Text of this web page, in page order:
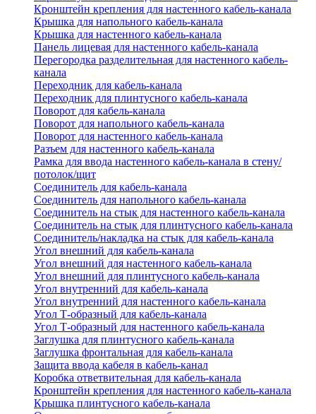
Кронштейн крепления для настенного кабель-канала
Крышка для напольного кабель-канала
Крышка для настенного кабель-канала
Панель лицевая для настенного кабель-канала
Перегородка разделительная для настенного кабель-
канала
Переходник для кабель-канала
Переходник для плинтусного кабель-канала
Поворот для кабель-канала
Поворот для напольного кабель-канала
Поворот для настенного кабель-канала
Разъем для настенного кабель-канала
Рамка для ввода настенного кабель-канала в стену/
потолок/щит
Соединитель для кабель-канала
Соединитель для напольного кабель-канала
Соединитель на стык для настенного кабель-канала
Соединитель на стык для плинтусного кабель-канала
Соединитель/накладка на стык для кабель-канала
Угол внешний для кабель-канала
Угол внешний для настенного кабель-канала
Угол внешний для плинтусного кабель-канала
Угол внутренний для кабель-канала
Угол внутренний для настенного кабель-канала
Угол Т-образный для кабель-канала
Угол Т-образный для настенного кабель-канала
Заглушка для плинтусного кабель-канала
Заглушка фронтальная для кабель-канала
Защита ввода кабеля в кабель-канал
Коробка ответвительная для кабель-канала
Кронштейн крепления для настенного кабель-канала
Крышка плинтусного кабель-канала